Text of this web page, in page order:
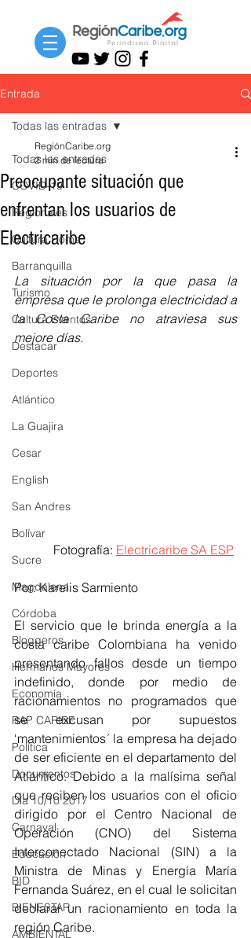
Entrada
Todas las entradas
COVID-19
Regionales
Cultura Home
Barranquilla
Turismo
Cultura Eventos
Destacar
Deportes
Atlántico
La Guajira
Cesar
English
San Andres
Bolívar
Sucre
Magdalena
Córdoba
Bloggeros
Hermanos Mayores
Economía
RAP CARIBE
Política
Documentos
Día 10/10 2017
Carnaval
Educación
BID
BIENESTAR
AMBIENTAL
Todas las entradas
Preocupante situación que
enfrentan los usuarios de
Electricaribe
RegiónCaribe.org
2 min de lectura
La situación por la que pasa la
empresa que le prolonga electricidad a
la Costa Caribe no atraviesa sus
mejore días.
Fotografía: Electricaribe SA ESP
Por: Karelis Sarmiento
El servicio que le brinda energía a la
costa caribe Colombiana ha venido
presentando fallos desde un tiempo
indefinido, donde por medio de
racionamientos no programados que
se excusan por supuestos
‘mantenimientos´ la empresa ha dejado
de ser eficiente en el departamento del
Atlántico. Debido a la malísima señal
que reciben los usuarios con el oficio
dirigido por el Centro Nacional de
Operación (CNO) del Sistema
Interconectado Nacional (SIN) a la
Ministra de Minas y Energía María
Fernanda Suárez, en el cual le solicitan
declarar un racionamiento en toda la
región Caribe.